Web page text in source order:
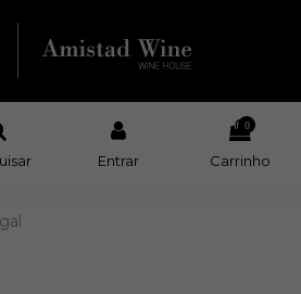
Entrar
0
Carrinho